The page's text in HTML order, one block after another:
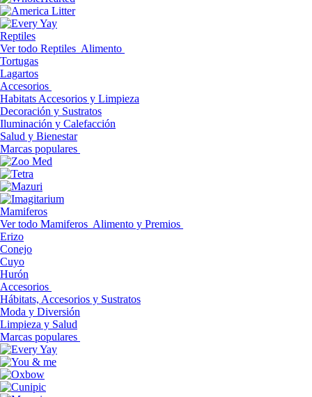
Reptiles
Ver todo Reptiles Alimento
Tortugas
Lagartos
Accesorios
Habitats Accesorios y Limpieza
Decoración y Sustratos
Iluminación y Calefacción
Salud y Bienestar
Marcas populares
Mamiferos
Ver todo Mamiferos Alimento y Premios
Erizo
Conejo
Cuyo
Hurón
Accesorios
Hábitats, Accesorios y Sustratos
Moda y Diversión
Limpieza y Salud
Marcas populares